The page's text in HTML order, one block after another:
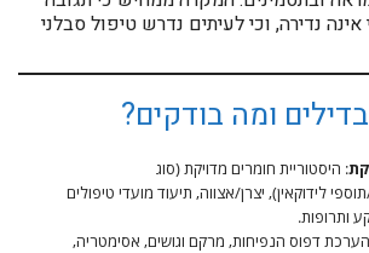
נדירה, וכי לעיתים נדרש טיפול סבלני
ומה בודקים?
: היסטוריית חומרים מדויקת (סוג
לידוקאין), יצרן/אצווה, תיעוד מועדי טיפולים
ותרופות.
דפוס הנפיחות, מרקם וגושים, אסימטריה,